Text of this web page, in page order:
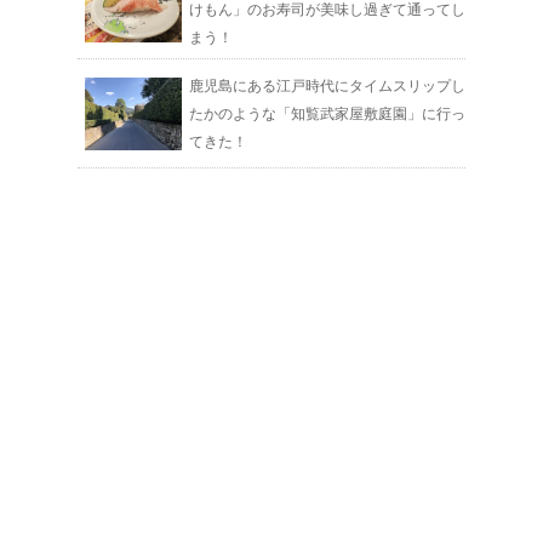
けもん」のお寿司が美味し過ぎて通ってし
まう！
鹿児島にある江戸時代にタイムスリップし
たかのような「知覧武家屋敷庭園」に行っ
てきた！